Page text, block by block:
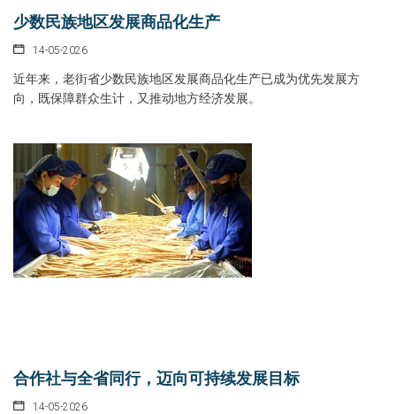
少数民族地区发展商品化生产
14-05-2026
近年来，老街省少数民族地区发展商品化生产已成为优先发展方
向，既保障群众生计，又推动地方经济发展。
合作社与全省同行，迈向可持续发展目标
14-05-2026